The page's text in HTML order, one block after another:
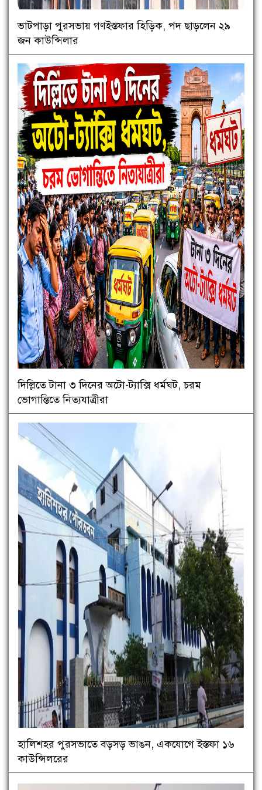
ভাটপাড়া পুরসভায় গণইস্তফার হিড়িক, পদ ছাড়লেন ২৯
জন কাউন্সিলার
দিল্লিতে টানা ৩ দিনের অটো-ট্যাক্সি ধর্মঘট, চরম
ভোগান্তিতে নিত্যযাত্রীরা
হালিশহর পুরসভাতে বড়সড় ভাঙন, একযোগে ইস্তফা ১৬
কাউন্সিলরের